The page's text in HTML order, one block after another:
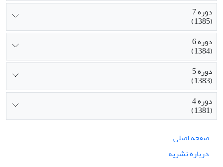
دوره 7
(1385)
دوره 6
(1384)
دوره 5
(1383)
دوره 4
(1381)
صفحه اصلی
درباره نشریه